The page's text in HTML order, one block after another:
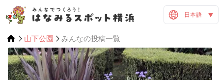
日本語
山下公園 みんなの投稿一覧